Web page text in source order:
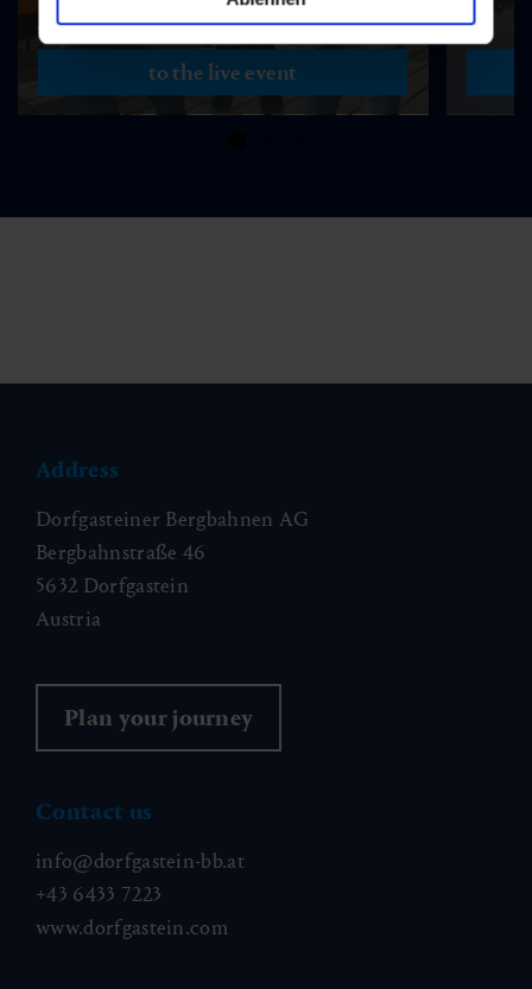
to the live event
Address
Dorfgasteiner Bergbahnen AG
Bergbahnstraße 46
5632 Dorfgastein
Austria
Plan your journey
Contact us
info@dorfgastein-bb.at
+43 6433 7223
www.dorfgastein.com